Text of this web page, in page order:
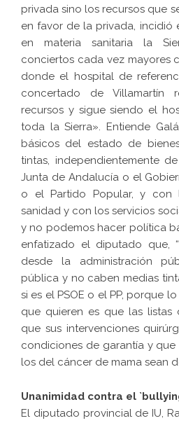
privada sino los recursos que
en favor de la privada, incidió
en materia sanitaria la
conciertos cada vez mayores
donde el hospital de
concertado de
recursos y sigue siendo el
toda la Sierra». Entiende
básicos del estado de
tintas, independientemente
Junta de Andalucía o el
o el Partido Popular, y con
sanidad y con los servicios
y no podemos hacer política
enfatizado el diputado que,
desde la administración
pública y no caben medias
si es el PSOE o el PP, porque
que quieren es que las listas
que sus intervenciones
condiciones de garantía y
los del cáncer de mama sean
Unanimidad contra el
El diputado provincial de IU,